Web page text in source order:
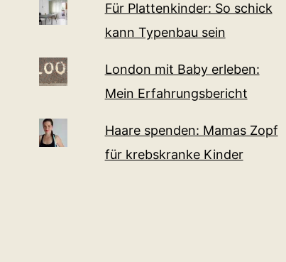
Für Plattenkinder: So schick
kann Typenbau sein
London mit Baby erleben:
Mein Erfahrungsbericht
Haare spenden: Mamas Zopf
für krebskranke Kinder